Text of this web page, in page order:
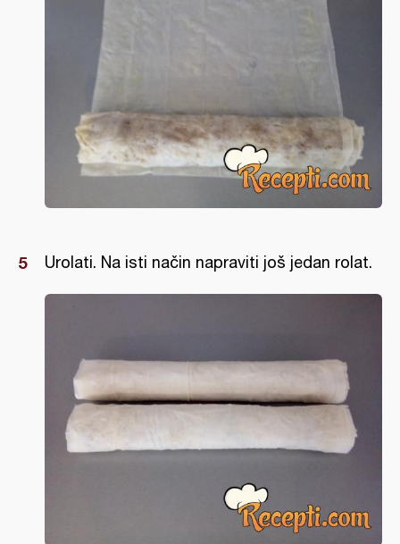
Urolati. Na isti način napraviti još jedan rolat.